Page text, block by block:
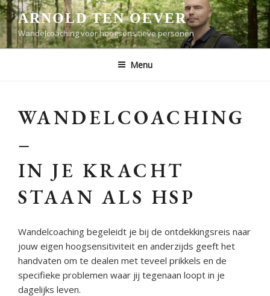
Ga
naar
de
inhoud
ARNOLD TEN OEVER
Wandelcoaching voor hoogsensitieve personen
Menu
WANDELCOACHING
–
IN JE KRACHT
STAAN ALS HSP
Wandelcoaching begeleidt je bij de ontdekkingsreis naar
jouw eigen hoogsensitiviteit en anderzijds geeft het
handvaten om te dealen met teveel prikkels en de
specifieke problemen waar jij tegenaan loopt in je
dagelijks leven.